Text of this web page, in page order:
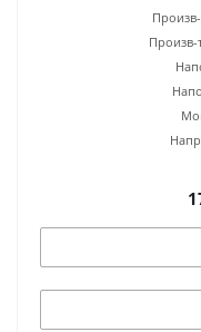
Произв-